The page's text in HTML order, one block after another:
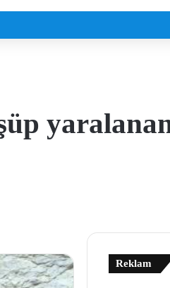
Reklam